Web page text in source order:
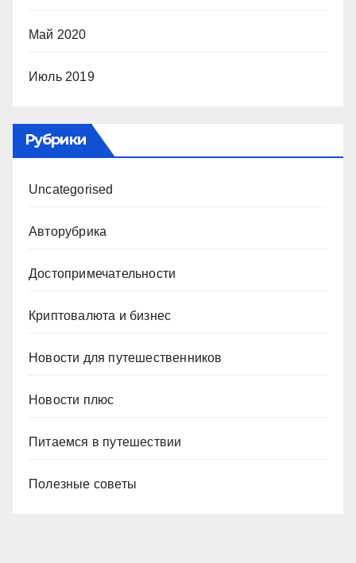
Май 2020
Июль 2019
Рубрики
Uncategorised
Авторубрика
Достопримечательности
Криптовалюта и бизнес
Новости для путешественников
Новости плюс
Питаемся в путешествии
Полезные советы